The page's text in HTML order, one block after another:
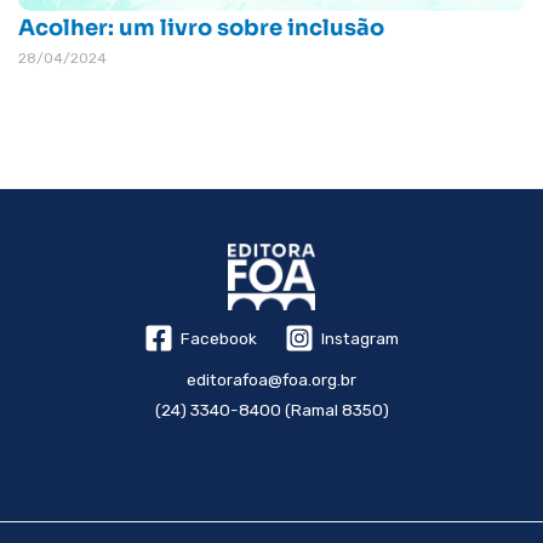
Acolher: um livro sobre inclusão
28/04/2024
Facebook Instagram
editorafoa@foa.org.br
(24) 3340-8400 (Ramal 8350)